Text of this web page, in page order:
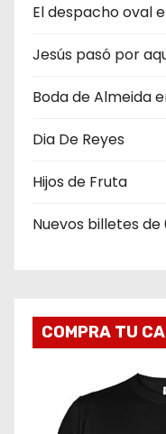
El despacho oval
Jesús pasó por
Boda de Almeida
Dia De Reyes
Hijos de Fruta
Nuevos billetes de
COMPRA TU